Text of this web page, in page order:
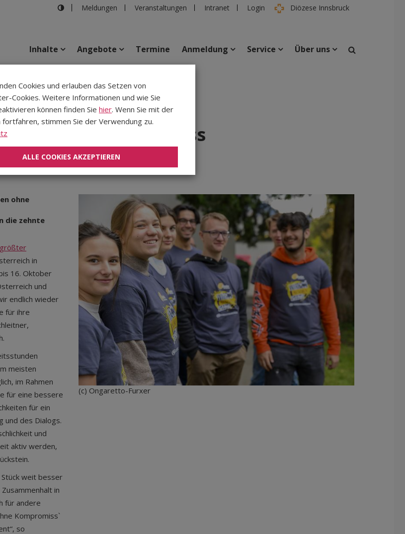
Meldungen Veranstaltungen Intranet Login Diözese Innsbruck
Inhalte Angebote Termine Anmeldung Service Über uns
ohne Kompromiss
ohne
die zehnte
in
16. Oktober
und
endlich wieder
für ihre
meisten
im Rahmen
für eine bessere
für ein
und des Dialogs.
und
aktiv werden,
Stück weit besser
in
für andere
Kompromiss`
so
(c) Ongaretto-Furxer
Cookies und erlauben das Setzen von
Cookies. Weitere Informationen und wie Sie
können finden Sie hier. Wenn Sie mit der
fortfahren, stimmen Sie der Verwendung zu.
ALLE COOKIES AKZEPTIEREN